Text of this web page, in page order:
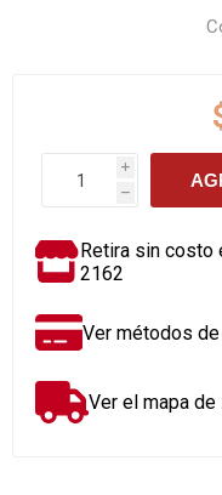
i
h
Retira sin costo
2162
Ver métodos
Ver el mapa